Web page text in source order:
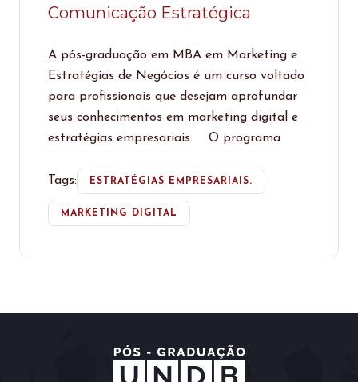
Comunicação Estratégica
A pós-graduação em MBA em Marketing e
Estratégias de Negócios é um curso voltado
para profissionais que desejam aprofundar
seus conhecimentos em marketing digital e
estratégias empresariais. O programa
Tags: ESTRATÉGIAS EMPRESARIAIS.
MARKETING DIGITAL